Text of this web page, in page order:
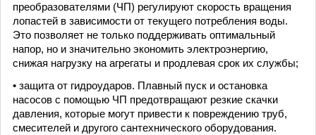
преобразователями (ЧП) регулируют скорость вращения
лопастей в зависимости от текущего потребления воды.
Это позволяет не только поддерживать оптимальный
напор, но и значительно экономить электроэнергию,
снижая нагрузку на агрегаты и продлевая срок их службы;
• защита от гидроударов. Плавный пуск и остановка
насосов с помощью ЧП предотвращают резкие скачки
давления, которые могут привести к повреждению труб,
смесителей и другого сантехнического оборудования.